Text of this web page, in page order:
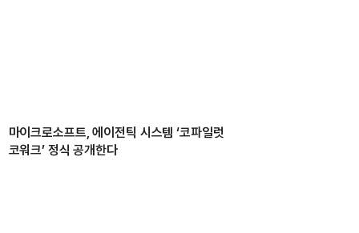
마이크로소프트, 에이전틱 시스템 ‘코파일럿
코워크’ 정식 공개한다